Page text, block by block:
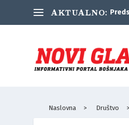
AKTUALNO:
Naslovna > Društvo >